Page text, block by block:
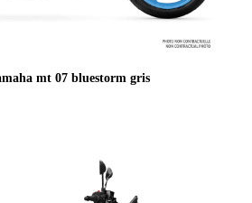
mt 07 bluestorm gris